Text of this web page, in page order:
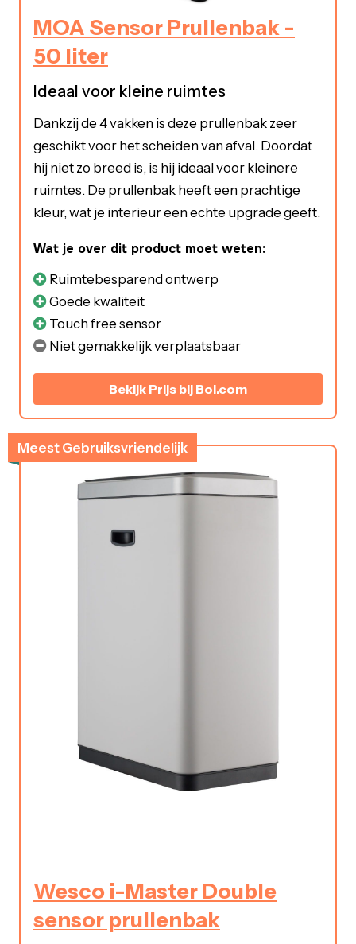
MOA Sensor Prullenbak -
50 liter
Ideaal voor kleine ruimtes
Dankzij de 4 vakken is deze prullenbak zeer
geschikt voor het scheiden van afval. Doordat
hij niet zo breed is, is hij ideaal voor kleinere
ruimtes. De prullenbak heeft een prachtige
kleur, wat je interieur een echte upgrade geeft.
Wat je over dit product moet weten:
Ruimtebesparend ontwerp
Goede kwaliteit
Touch free sensor
Niet gemakkelijk verplaatsbaar
Bekijk Prijs bij Bol.com
Meest Gebruiksvriendelijk
Wesco i-Master Double
sensor prullenbak